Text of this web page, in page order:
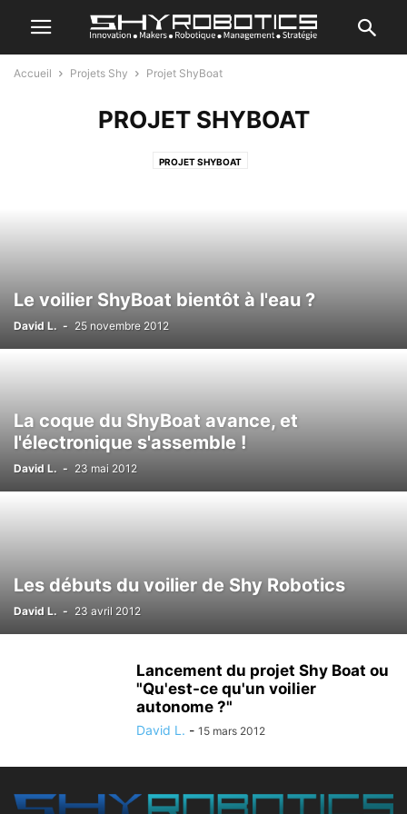
Accueil Projets Shy Projet ShyBoat
PROJET SHYBOAT
PROJET SHYBOAT
Le voilier ShyBoat bientôt à l'eau ?
David L. - 25 novembre 2012
La coque du ShyBoat avance, et
l'électronique s'assemble !
David L. - 23 mai 2012
Les débuts du voilier de Shy Robotics
David L. - 23 avril 2012
Lancement du projet Shy Boat ou
"Qu'est-ce qu'un voilier
autonome ?"
David L. - 15 mars 2012